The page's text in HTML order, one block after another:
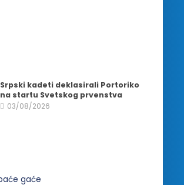
Srpski kadeti deklasirali Portoriko
na startu Svetskog prvenstva
03/08/2026